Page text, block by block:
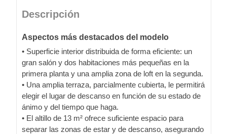
Descripción
Aspectos más destacados del modelo
• Superficie interior distribuida de forma eficiente: un
gran salón y dos habitaciones más pequeñas en la
primera planta y una amplia zona de loft en la segunda.
• Una amplia terraza, parcialmente cubierta, le permitirá
elegir el lugar de descanso en función de su estado de
ánimo y del tiempo que haga.
• El altillo de 13 m² ofrece suficiente espacio para
separar las zonas de estar y de descanso, asegurando